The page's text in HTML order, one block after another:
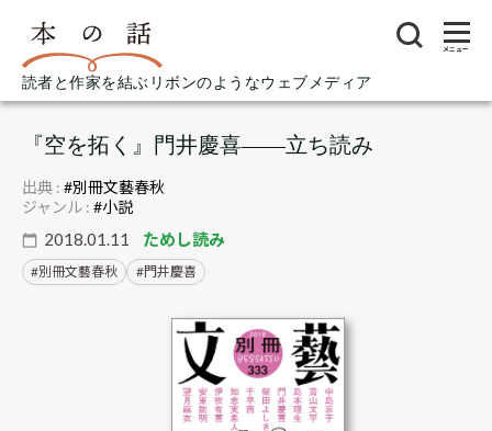
読者と作家を結ぶリボンのようなウェブメディア
メニュー
『空を拓く』門井慶喜――立ち読み
2018.01.11 ためし読み
別冊文藝春秋 門井慶喜
出典 : #別冊文藝春秋
ジャンル : #小説